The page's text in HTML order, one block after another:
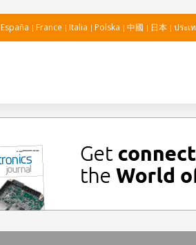
España France Italia Polska 中國 日本 ประเ